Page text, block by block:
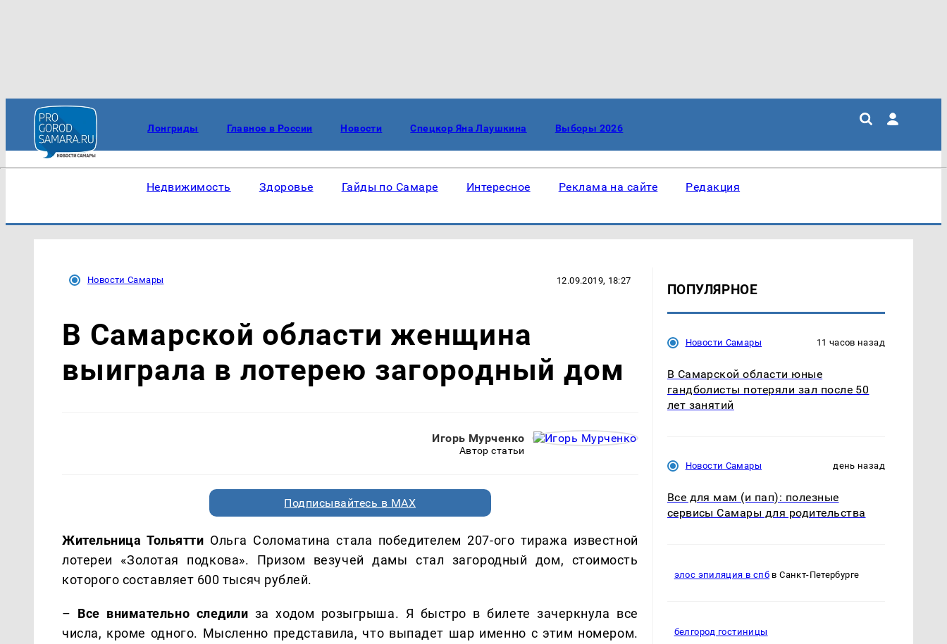
Лонгриды Главное в России Новости Спецкор Яна Лаушкина Выборы 2026
Недвижимость Здоровье Гайды по Самаре Интересное Реклама на сайте Редакция
Новости Самары 12.09.2019, 18:27
В Самарской области женщина
выиграла в лотерею загородный дом
Игорь Мурченко
Автор статьи
Подписывайтесь в MAX
Жительница Тольятти Ольга Соломатина стала победителем 207-ого тиража известной
лотереи «Золотая подкова». Призом везучей дамы стал загородный дом, стоимость
которого составляет 600 тысяч рублей.
– Все внимательно следили за ходом розыгрыша. Я быстро в билете зачеркнула все
числа, кроме одного. Мысленно представила, что выпадет шар именно с этим номером.
ПОПУЛЯРНОЕ
Новости Самары 11 часов назад
В Самарской области юные
гандболисты потеряли зал после 50
лет занятий
Новости Самары день назад
Все для мам (и пап): полезные
сервисы Самары для родительства
элос эпиляция в спб в Санкт-Петербурге
белгород гостиницы